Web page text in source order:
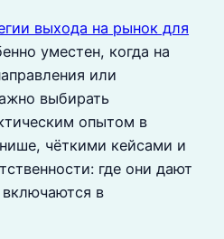
выхода на рынок для
уместен, когда на
или
выбирать
опытом в
чёткими кейсами и
где они дают
в